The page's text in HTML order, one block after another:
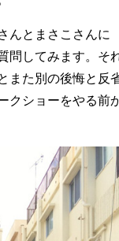
んとまさこさんに
問してみます。そ
また別の後悔と反
クショーをやる前